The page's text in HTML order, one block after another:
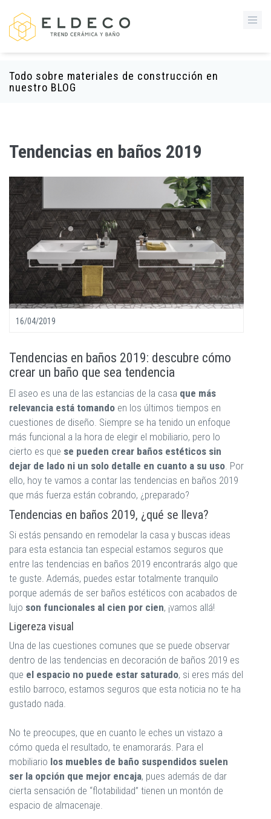
Todo sobre materiales de construcción en
nuestro BLOG
Tendencias en baños 2019
16/04/2019
Tendencias en baños 2019: descubre cómo
crear un baño que sea tendencia
El aseo es una de las estancias de la casa que más
relevancia está tomando en los últimos tiempos en
cuestiones de diseño. Siempre se ha tenido un enfoque
más funcional a la hora de elegir el mobiliario, pero lo
cierto es que se pueden crear baños estéticos sin
dejar de lado ni un solo detalle en cuanto a su uso . Por
ello, hoy te vamos a contar las tendencias en baños 2019
que más fuerza están cobrando, ¿preparado?
Tendencias en baños 2019, ¿qué se lleva?
Si estás pensando en remodelar la casa y buscas ideas
para esta estancia tan especial estamos seguros que
entre las tendencias en baños 2019 encontrarás algo que
te guste. Además, puedes estar totalmente tranquilo
porque además de ser baños estéticos con acabados de
lujo son funcionales al cien por cien, ¡vamos allá!
Ligereza visual
Una de las cuestiones comunes que se puede observar
dentro de las tendencias en decoración de baños 2019 es
que el espacio no puede estar saturado, si eres más del
estilo barroco, estamos seguros que esta noticia no te ha
gustado nada.
No te preocupes, que en cuanto le eches un vistazo a
cómo queda el resultado, te enamorarás. Para el
mobiliario los muebles de baño suspendidos suelen
ser la opción que mejor encaja, pues además de dar
cierta sensación de “flotabilidad” tienen un montón de
espacio de almacenaje.